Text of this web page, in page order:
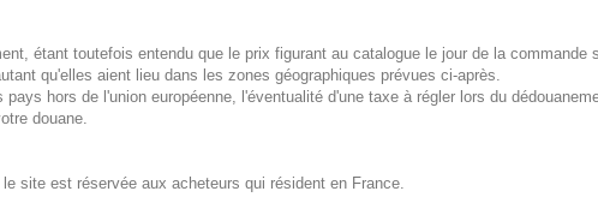
étant toutefois entendu que le prix figurant au catalogue le jour de la commande
qu'elles aient lieu dans les zones géographiques prévues ci-après.
hors de l'union européenne, l'éventualité d'une taxe à régler lors du
douane.
site est réservée aux acheteurs qui résident en France.